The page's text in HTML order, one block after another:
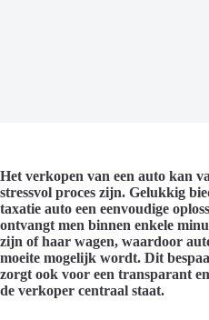
Het verkopen van een auto kan
stressvol proces zijn. Gelukkig
taxatie auto een eenvoudige
ontvangt men binnen enkele
zijn of haar wagen, waardoor
moeite mogelijk wordt. Dit
zorgt ook voor een transparant
de verkoper centraal staat.